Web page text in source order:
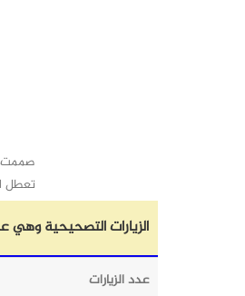
صممت
تعطل
الزيارات التصحيحية
عدد الزيارات